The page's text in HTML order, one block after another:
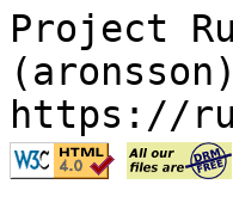
Project
https://